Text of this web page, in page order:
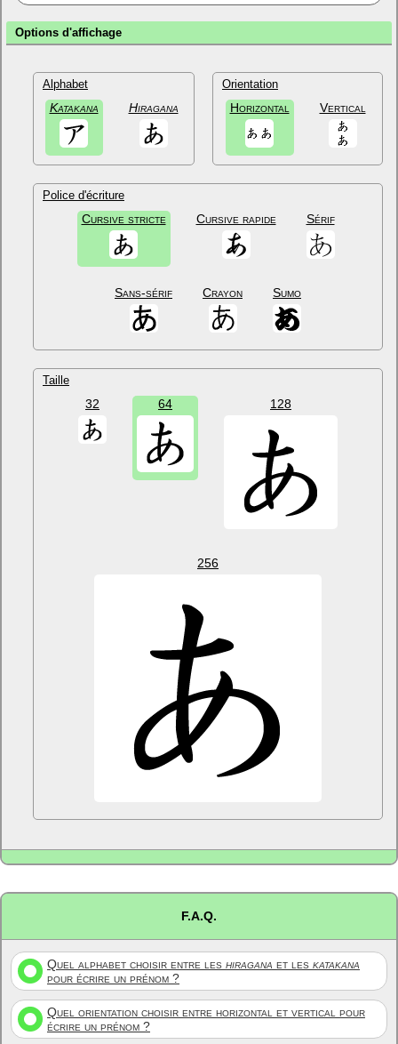
Options d'affichage
Alphabet
Katakana Hiragana
Orientation
Horizontal Vertical
Police d'écriture
Cursive stricte Cursive rapide Sérif
Sans-sérif Crayon Sumo
Taille
32 64 128
256
F.A.Q.
Quel alphabet choisir entre les hiragana et les katakana
pour écrire un prénom ?
Quel orientation choisir entre horizontal et vertical pour
écrire un prénom ?